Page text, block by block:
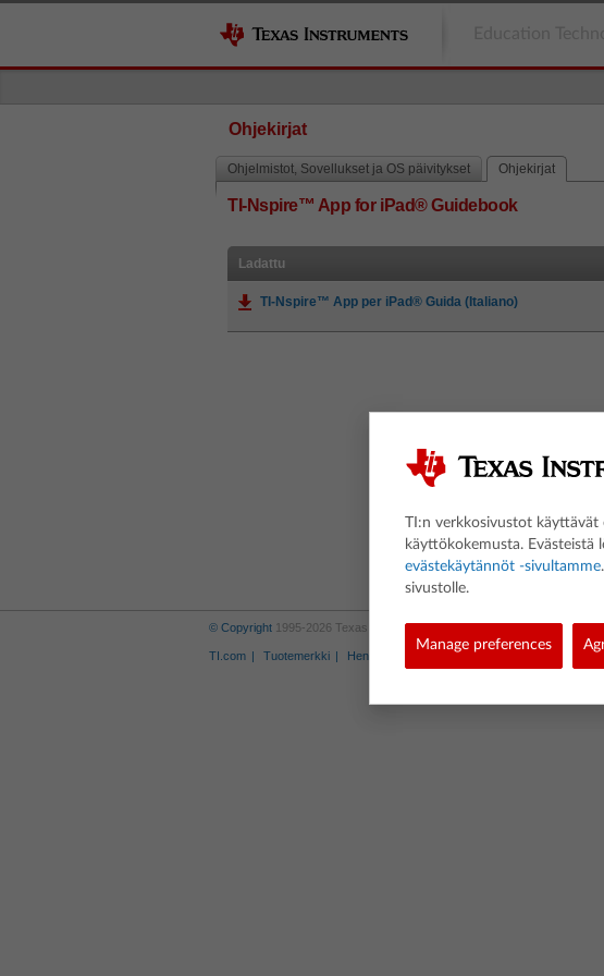
Ohjekirjat
Ohjelmistot, Sovellukset ja OS päivitykset Ohjekirjat
TI-Nspire™ App for iPad® Guidebook
Ladattu
TI-Nspire™ App per iPad® Guida (Italiano)
© Copyright 1995-2026 Texas Instruments Incorporated. All rights
TI.com Tuotemerkki Henkilötietojen käsittelysäännöt
TI:n verkkosivustot
käyttökokemusta. Evästeistä
evästekäytännöt -sivultamme
sivustolle.
Manage preferences